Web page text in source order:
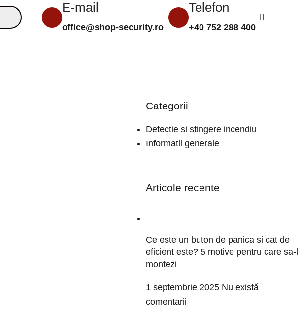
E-mail
office@shop-security.ro
Telefon
+40 752 288 400
Categorii
Detectie si stingere incendiu
Informatii generale
Articole recente
Ce este un buton de panica si cat de
eficient este? 5 motive pentru care sa-l
montezi
1 septembrie 2025 Nu există
comentarii